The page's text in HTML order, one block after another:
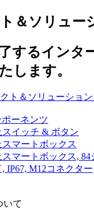
＆ソリュー
するインタ
します。
ト＆ソリューショ
ーネンツ
イッチ & ボタン
スマートボックス
マートボックス, 84
IP67, M12コネクター
いて